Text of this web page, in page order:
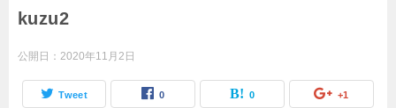
kuzu2
公開日： 2020年11月2日
Tweet 0 0 +1